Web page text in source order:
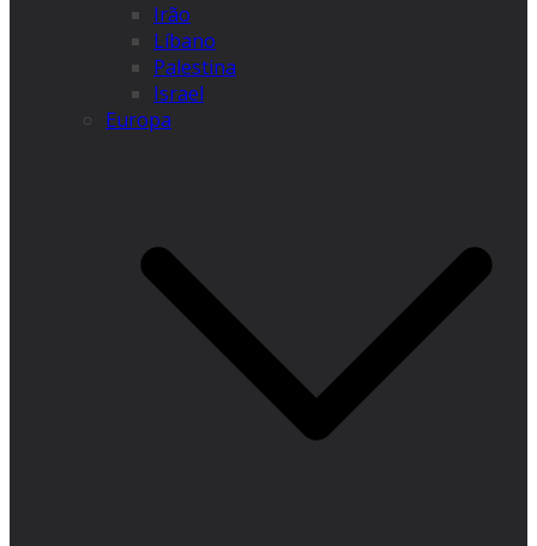
Irão
Líbano
Palestina
Israel
Europa